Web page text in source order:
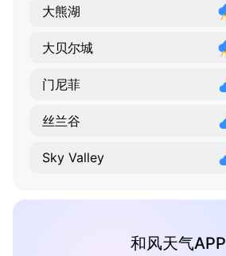
大熊湖
大贝尔城
门尼菲
丝兰谷
Sky Valley
和风天气APP